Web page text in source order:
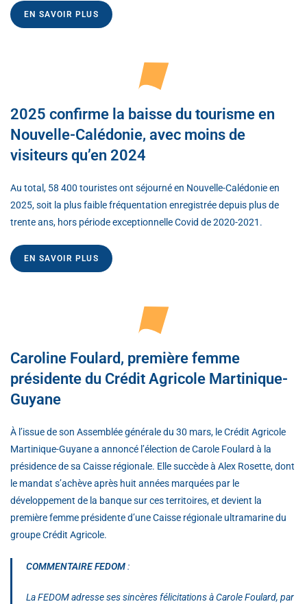
EN SAVOIR PLUS
2025 confirme la baisse du tourisme en
Nouvelle-Calédonie, avec moins de
visiteurs qu’en 2024
Au total, 58 400 touristes ont séjourné en Nouvelle-Calédonie en
2025, soit la plus faible fréquentation enregistrée depuis plus de
trente ans, hors période exceptionnelle Covid de 2020-2021.
EN SAVOIR PLUS
Caroline Foulard, première femme
présidente du Crédit Agricole Martinique-
Guyane
À l’issue de son Assemblée générale du 30 mars, le Crédit Agricole
Martinique-Guyane a annoncé l’élection de Carole Foulard à la
présidence de sa Caisse régionale. Elle succède à Alex Rosette, dont
le mandat s’achève après huit années marquées par le
développement de la banque sur ces territoires, et devient la
première femme présidente d’une Caisse régionale ultramarine du
groupe Crédit Agricole.
COMMENTAIRE FEDOM:
La FEDOM adresse ses sincères félicitations à Carole Foulard, par